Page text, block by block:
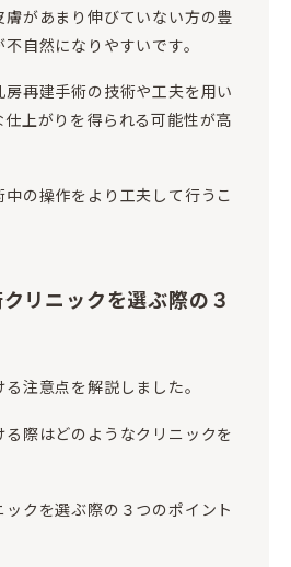
があまり伸びていない方の豊
自然になりやすいです。
再建手術の技術や工夫を用い
上がりを得られる可能性が高
の操作をより工夫して行うこ
リニックを選ぶ際の３
注意点を解説しました。
際はどのようなクリニックを
クを選ぶ際の３つのポイント